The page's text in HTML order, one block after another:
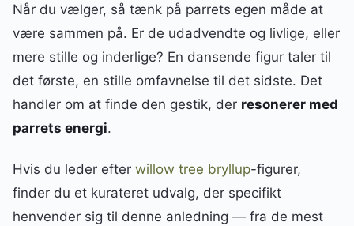
Når du vælger, så tænk på parrets egen måde at
være sammen på. Er de udadvendte og livlige, eller
mere stille og inderlige? En dansende figur taler til
det første, en stille omfavnelse til det sidste. Det
handler om at finde den gestik, der resonerer med
parrets energi.
Hvis du leder efter willow tree bryllup-figurer,
finder du et kurateret udvalg, der specifikt
henvender sig til denne anledning — fra de mest